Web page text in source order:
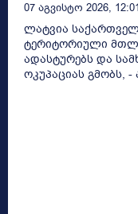
07 Აგვისტო 2026, 12:01
ლატვია
ტერიტორიული
ადასტურებს და
ოკუპაციას გმობს, -